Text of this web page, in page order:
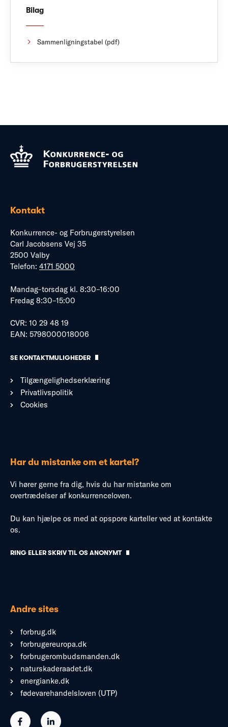
Bilag
Sammenligningstabel (pdf)
Kontakt
Konkurrence- og Forbrugerstyrelsen
Carl Jacobsens Vej 35
2500 Valby
Telefon: 4171 5000
Mandag–torsdag kl. 8:30–16:00
Fredag 8:30–15:00
CVR: 10 29 48 19
EAN: 5798000018006
SE KONTAKTMULIGHEDER
Tilgængelighedserklæring
Privatlivspolitik
Cookies
Har du mistanke om et kartel?
Vi hører gerne fra dig, hvis du har mistanke om
overtrædelser af konkurrenceloven.
Du kan hjælpe os med at opspore karteller ved at kontakte
os.
RING ELLER SKRIV TIL OS ANONYMT
Andre sites
forbrug.dk
forbrugereuropa.dk
forbrugerombudsmanden.dk
naturskaderaadet.dk
energianke.dk
fødevarehandelsloven (UTP)